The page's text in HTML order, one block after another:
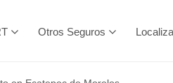
Otros Seguros